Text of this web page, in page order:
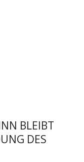
BLEIBT
DES